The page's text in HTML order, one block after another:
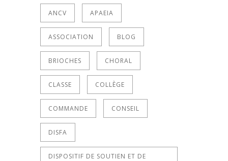
ANCV APAEIA
ASSOCIATION BLOG
BRIOCHES CHORAL
CLASSE COLLÈGE
COMMANDE CONSEIL
DISFA
DISPOSITIF DE SOUTIEN ET DE